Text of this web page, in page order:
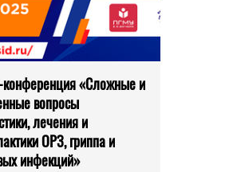
«Сложные и
вопросы
лечения и
ОРЗ, гриппа и
инфекций»